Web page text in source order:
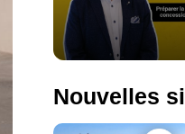
Nouvelles